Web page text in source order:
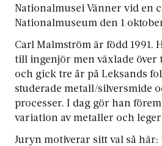
Nationalmusei Vänner vid en
Nationalmuseum den 1
Carl Malmström är född 1991.
till ingenjör men växlade
och gick tre år på Leksands
studerade metall/silversmide
processer. I dag gör han
variation av metaller och
Juryn motiverar sitt val så